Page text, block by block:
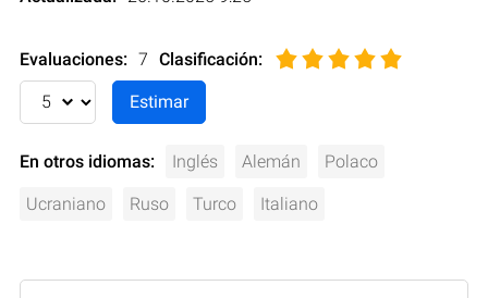
Evaluaciones: 7 Clasificación:
En otros idiomas: Inglés Alemán Polaco
Ucraniano Ruso Turco Italiano